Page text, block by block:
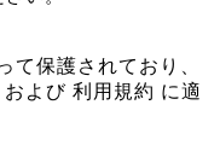
て保護されており、
および 利用規約 に適